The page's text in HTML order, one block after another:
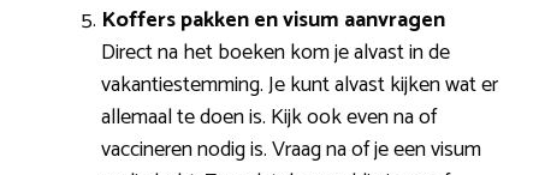
Koffers pakken en visum aanvragen
Direct na het boeken kom je alvast in de
vakantiestemming. Je kunt alvast kijken wat er
allemaal te doen is. Kijk ook even na of
vaccineren nodig is. Vraag na of je een visum